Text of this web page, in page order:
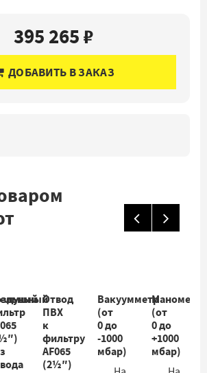
395 265 ₽
ДОБАВИТЬ В ЗАКАЗ
Отвод
ПВХ
к
фильтру
AF065
(2½″)
Вакуумметр
(от
0 до
-1000
мбар)
Манометр
(от
0 до
+1000
мбар)